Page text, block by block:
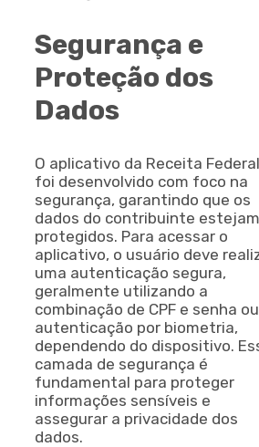
Segurança e
Proteção dos
Dados
O aplicativo da Receita Federal
foi desenvolvido com foco na
segurança, garantindo que os
dados do contribuinte estejam
protegidos. Para acessar o
aplicativo, o usuário deve
uma autenticação segura,
geralmente utilizando a
combinação de CPF e senha ou
autenticação por biometria,
dependendo do dispositivo.
camada de segurança é
fundamental para proteger
informações sensíveis e
assegurar a privacidade dos
dados.